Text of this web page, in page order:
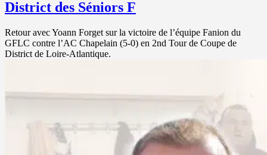
District des Séniors F
Retour avec Yoann Forget sur la victoire de l’équipe Fanion du
GFLC contre l’AC Chapelain (5-0) en 2nd Tour de Coupe de
District de Loire-Atlantique.